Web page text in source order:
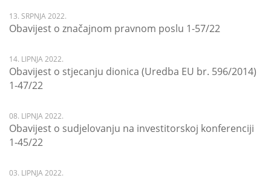
13. SRPNJA 2022.
Obavijest o značajnom pravnom poslu 1-57/22
14. LIPNJA 2022.
Obavijest o stjecanju dionica (Uredba EU br. 596/2014)
1-47/22
08. LIPNJA 2022.
Obavijest o sudjelovanju na investitorskoj konferenciji
1-45/22
03. LIPNJA 2022.